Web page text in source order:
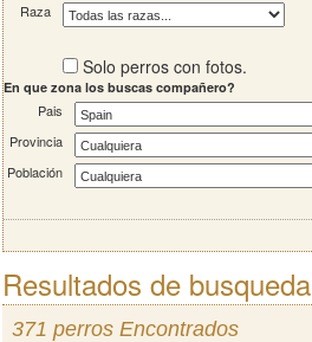
Raza
Solo perros con fotos.
En que zona los buscas compañero?
Pais
Provincia
Población
Resultados de busqueda
371 perros Encontrados